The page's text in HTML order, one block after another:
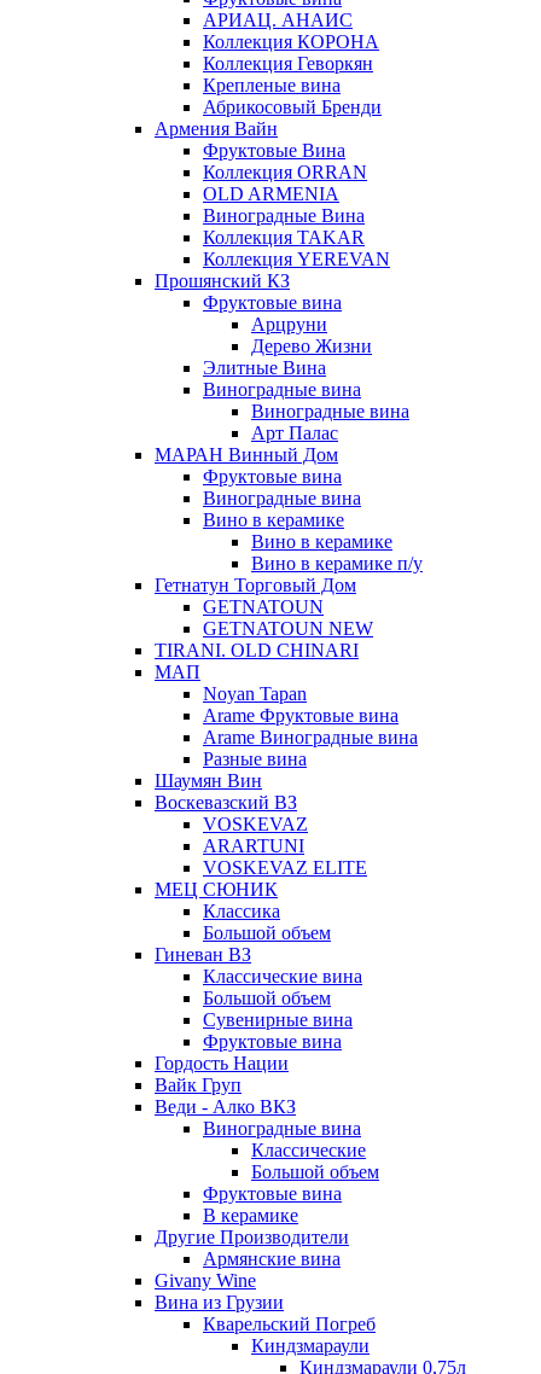
АРИАЦ. АНАИС
Коллекция КОРОНА
Коллекция Геворкян
Крепленые вина
Абрикосовый Бренди
Армения Вайн
Фруктовые Вина
Коллекция ORRAN
OLD ARMENIA
Виноградные Вина
Коллекция TAKAR
Коллекция YEREVAN
Прошянский КЗ
Фруктовые вина
Арцруни
Дерево Жизни
Элитные Вина
Виноградные вина
Виноградные вина
Арт Палас
МАРАН Винный Дом
Фруктовые вина
Виноградные вина
Вино в керамике
Вино в керамике
Вино в керамике п/у
Гетнатун Торговый Дом
GETNATOUN
GETNATOUN NEW
TIRANI. OLD CHINARI
МАП
Noyan Tapan
Arame Фруктовые вина
Arame Виноградные вина
Разные вина
Шаумян Вин
Воскевазский ВЗ
VOSKEVAZ
ARARTUNI
VOSKEVAZ ELITE
МЕЦ СЮНИК
Классика
Большой объем
Гиневан ВЗ
Классические вина
Большой объем
Сувенирные вина
Фруктовые вина
Гордость Нации
Вайк Груп
Веди - Алко ВКЗ
Виноградные вина
Классические
Большой объем
Фруктовые вина
В керамике
Другие Производители
Армянские вина
Givany Wine
Вина из Грузии
Кварельский Погреб
Киндзмараули
Киндзмараули 0,75л